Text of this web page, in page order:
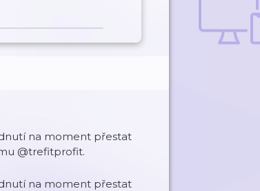
na moment přestat
@trefitprofit.
na moment přestat